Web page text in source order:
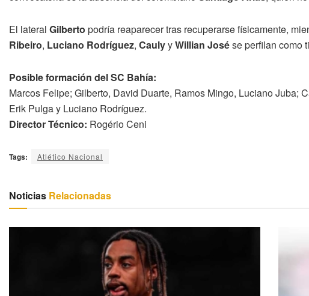
El lateral Gilberto podría reaparecer tras recuperarse físicamente,
Ribeiro, Luciano Rodríguez, CaulyyWillian Josése perfilan como
Posible formación del SC Bahía:
Marcos Felipe; Gilberto, David Duarte, Ramos Mingo, Luciano Juba;
Erik Pulga y Luciano Rodríguez.
Director Técnico: Rogério Ceni
Tags: Atlético Nacional
Noticias Relacionadas